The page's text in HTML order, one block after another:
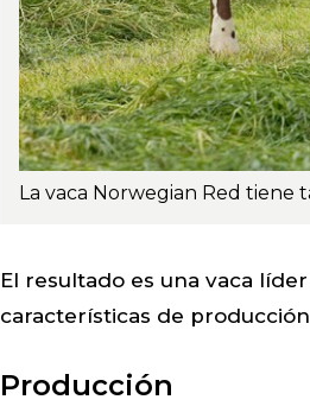
El resultado es una vaca
características de
Producción